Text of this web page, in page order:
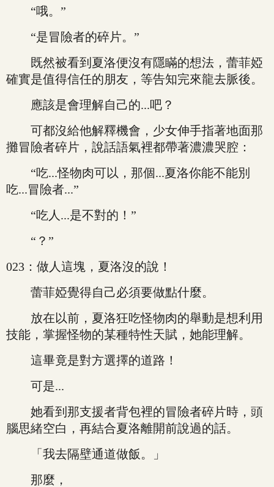
“哦。”
“是冒險者的碎片。”
既然被看到夏洛便沒有隱瞞的想法，蕾菲婭
確實是值得信任的朋友，等告知完來龍去脈後。
應該是會理解自己的...吧？
可都沒給他解釋機會，少女伸手指著地面那
攤冒險者碎片，說話語氣裡都帶著濃濃哭腔：
“吃...怪物肉可以，那個...夏洛你能不能別
吃...冒險者...”
“吃人...是不對的！”
“？”
023：做人這塊，夏洛沒的說！
蕾菲婭覺得自己必須要做點什麼。
放在以前，夏洛狂吃怪物肉的舉動是想利用
技能，掌握怪物的某種特性天賦，她能理解。
這畢竟是對方選擇的道路！
可是...
她看到那支援者背包裡的冒險者碎片時，頭
腦思緒空白，再結合夏洛離開前說過的話。
「我去隔壁通道做飯。」
那麼，